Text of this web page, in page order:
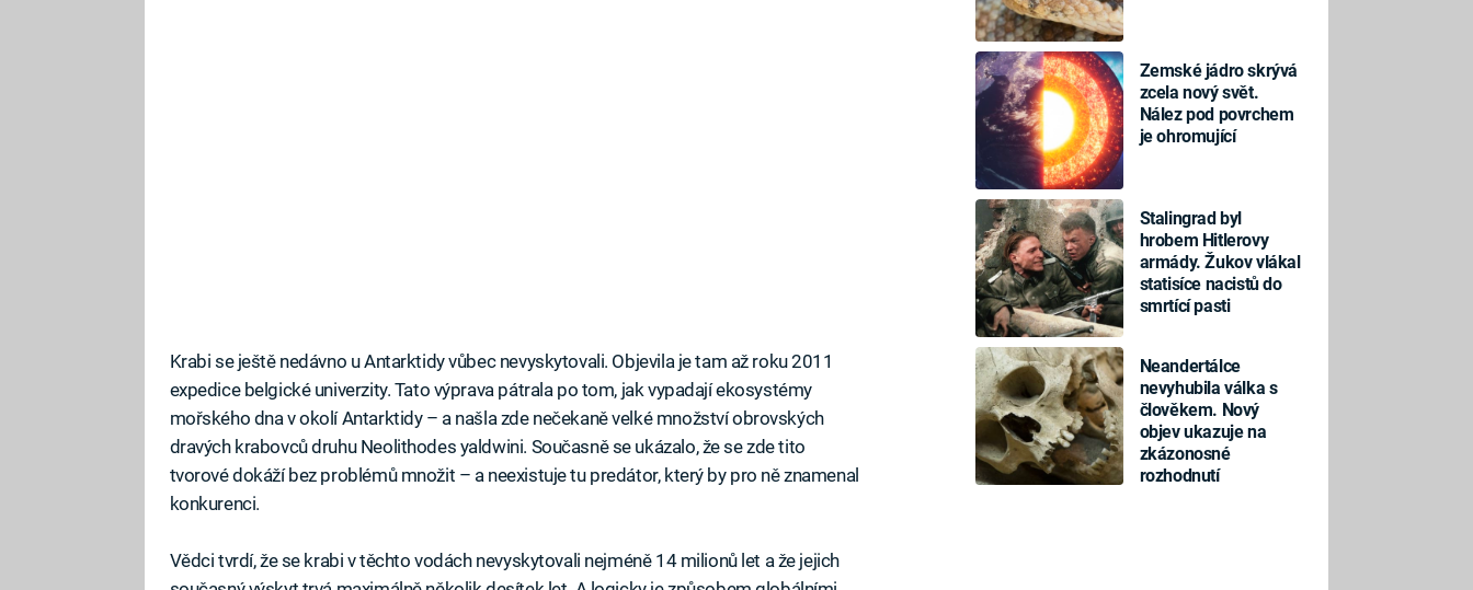
Zemské jádro skrývá
zcela nový svět.
Nález pod povrchem
je ohromující
Stalingrad byl
hrobem Hitlerovy
armády. Žukov vlákal
statisíce nacistů do
smrtící pasti
Neandertálce
nevyhubila válka s
člověkem. Nový
objev ukazuje na
zkázonosné
rozhodnutí
Krabi se ještě nedávno u Antarktidy vůbec nevyskytovali. Objevila je tam až roku 2011
expedice belgické univerzity. Tato výprava pátrala po tom, jak vypadají ekosystémy
mořského dna v okolí Antarktidy – a našla zde nečekaně velké množství obrovských
dravých krabovců druhu Neolithodes yaldwini. Současně se ukázalo, že se zde tito
tvorové dokáží bez problémů množit – a neexistuje tu predátor, který by pro ně znamenal
konkurenci.
Vědci tvrdí, že se krabi v těchto vodách nevyskytovali nejméně 14 milionů let a že jejich